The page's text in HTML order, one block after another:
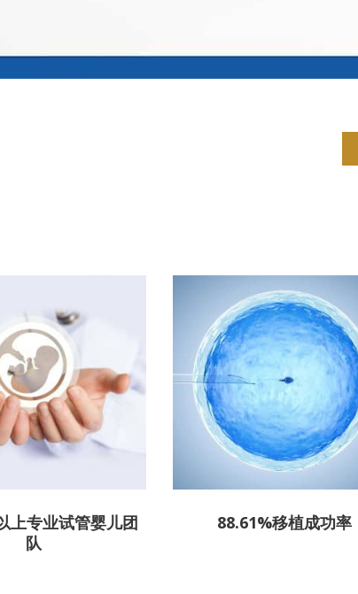
上专业试管婴儿团
队
88.61%移植成功率